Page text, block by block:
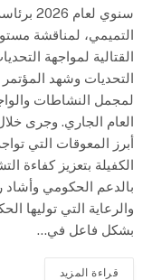
سنوي
التميمي، لمناقشة
القتالية لمواجهة
التحديات وشهد
لمجمل النشاطات
العام الجاري. وجرى
أبرز المعوقات التي
الكفيلة بتعزيز كفاءة
بالدعم الحكومي
والرعاية التي توليها
بشكل فاعل في…
قراءة المزيد